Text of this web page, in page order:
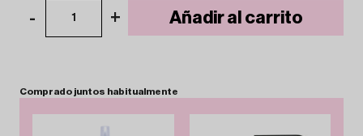
- 1 + Añadir al carrito
Comprado juntos habitualmente